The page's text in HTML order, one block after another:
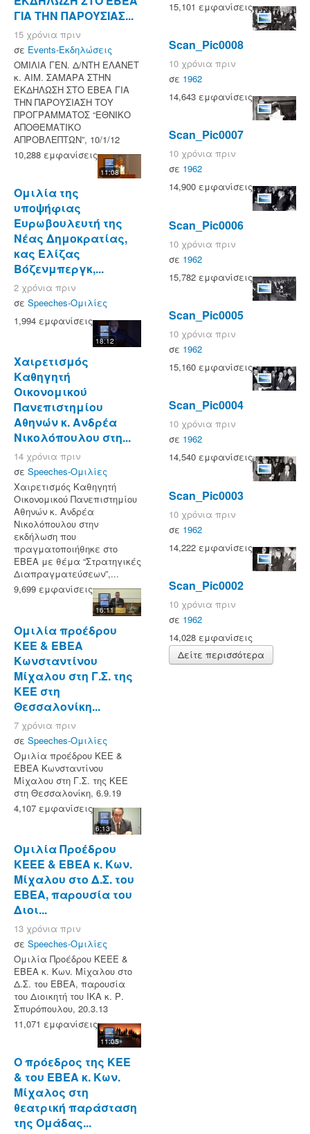
ΓΙΑ ΤΗΝ ΠΑΡΟΥΣΙΑΣ...
15 χρόνια πριν
σε Events-Εκδηλώσεις
ΟΜΙΛΙΑ ΓΕΝ. Δ/ΝΤΗ ΕΛΑΝΕΤ
κ. ΑΙΜ. ΣΑΜΑΡΑ ΣΤΗΝ
ΕΚΔΗΛΩΣΗ ΣΤΟ ΕΒΕΑ ΓΙΑ
ΤΗΝ ΠΑΡΟΥΣΙΑΣΗ ΤΟΥ
ΠΡΟΓΡΑΜΜΑΤΟΣ “ΕΘΝΙΚΟ
ΑΠΟΘΕΜΑΤΙΚΟ
ΑΠΡΟΒΛΕΠΤΩΝ”, 10/1/12
10,288 εμφανίσεις
11:08
Ομιλία της
υποψήφιας
Ευρωβουλευτή της
Νέας Δημοκρατίας,
κας Ελίζας
Βόζενμπεργκ,...
2 χρόνια πριν
σε Speeches-Ομιλίες
1,994 εμφανίσεις
18:12
Χαιρετισμός
Καθηγητή
Οικονομικού
Πανεπιστημίου
Αθηνών κ. Ανδρέα
Νικολόπουλου στη...
14 χρόνια πριν
σε Speeches-Ομιλίες
Χαιρετισμός Καθηγητή
Οικονομικού Πανεπιστημίου
Αθηνών κ. Ανδρέα
Νικολόπουλου στην
εκδήλωση που
πραγματοποιήθηκε στο
ΕΒΕΑ με θέμα “Στρατηγικές
Διαπραγματεύσεων”,...
9,699 εμφανίσεις
16:11
Ομιλία προέδρου
ΚΕΕ & ΕΒΕΑ
Κωνσταντίνου
Μίχαλου στη Γ.Σ. της
ΚΕΕ στη
Θεσσαλονίκη...
7 χρόνια πριν
σε Speeches-Ομιλίες
Ομιλία προέδρου ΚΕΕ &
ΕΒΕΑ Κωνσταντίνου
Μίχαλου στη Γ.Σ. της ΚΕΕ
στη Θεσσαλονίκη, 6.9.19
4,107 εμφανίσεις
6:13
Ομιλία Προέδρου
ΚΕΕΕ & ΕΒΕΑ κ. Κων.
Μίχαλου στο Δ.Σ. του
ΕΒΕΑ, παρουσία του
Διοι...
13 χρόνια πριν
σε Speeches-Ομιλίες
Ομιλία Προέδρου ΚΕΕΕ &
ΕΒΕΑ κ. Κων. Μίχαλου στο
Δ.Σ. του ΕΒΕΑ, παρουσία
του Διοικητή του ΙΚΑ κ. Ρ.
Σπυρόπουλου, 20.3.13
11,071 εμφανίσεις
11:05
Ο πρόεδρος της ΚΕΕ
& του ΕΒΕΑ κ. Κων.
Μίχαλος στη
θεατρική παράσταση
της Ομάδας...
15,101 εμφανίσεις
Scan_Pic0008
10 χρόνια πριν
σε 1962
14,643 εμφανίσεις
Scan_Pic0007
10 χρόνια πριν
σε 1962
14,900 εμφανίσεις
Scan_Pic0006
10 χρόνια πριν
σε 1962
15,782 εμφανίσεις
Scan_Pic0005
10 χρόνια πριν
σε 1962
15,160 εμφανίσεις
Scan_Pic0004
10 χρόνια πριν
σε 1962
14,540 εμφανίσεις
Scan_Pic0003
10 χρόνια πριν
σε 1962
14,222 εμφανίσεις
Scan_Pic0002
10 χρόνια πριν
σε 1962
14,028 εμφανίσεις
Δείτε περισσότερα